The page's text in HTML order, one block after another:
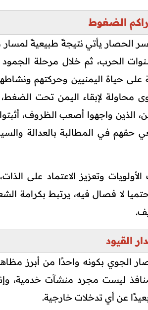
الضغوط
الحصار يأتي نتيجةً طبيعيةً
الحرب، ثم خلال مرحلة
على حياة اليمنيين وحركتهم
محاولة لإبقاء اليمن تحت
الذين واجهوا أصعب الظروف،
حقهم في المطالبة بالعدالة
وتعزيز الاعتماد على
لا فصال فيه، يرتبط بكرامة
القيود
الجوي بكونه واحدًا من أبرز
ليست مجرد منشآت خدمية،
عن أي تدخلات خارجية.